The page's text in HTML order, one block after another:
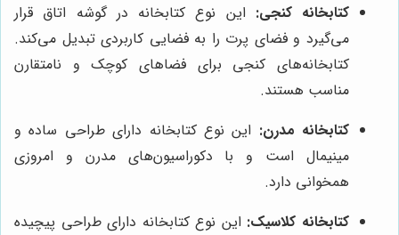
کتابخانه کنجی: این نوع کتابخانه در گوشه اتاق قرار
می‌گیرد و فضای پرت را به فضایی کاربردی تبدیل می‌کند.
کتابخانه‌های کنجی برای فضاهای کوچک و نامتقارن
مناسب هستند.
کتابخانه مدرن: این نوع کتابخانه دارای طراحی ساده و
مینیمال است و با دکوراسیون‌های مدرن و امروزی
همخوانی دارد.
کتابخانه کلاسیک: این نوع کتابخانه دارای طراحی پیچیده